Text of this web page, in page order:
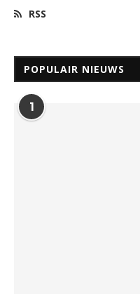
RSS
POPULAIR NIEUWS
1